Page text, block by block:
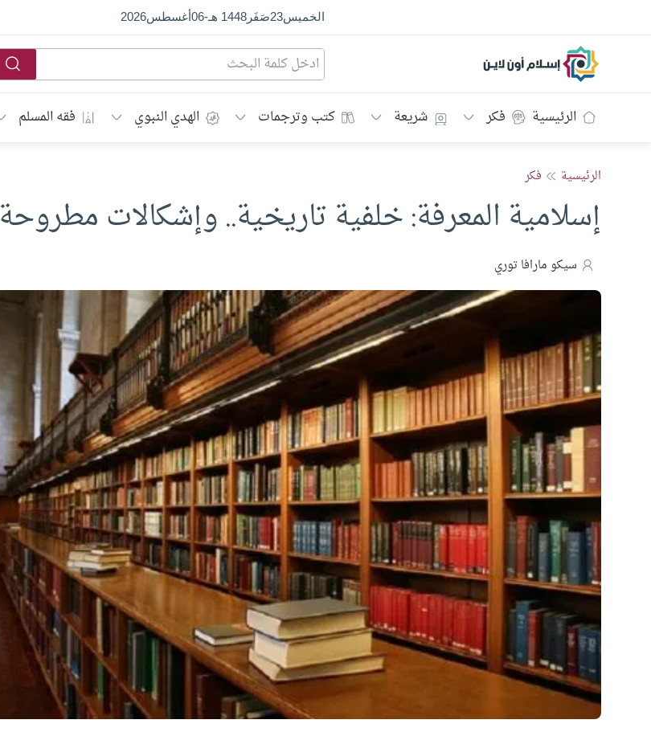
الخميس23صَفَر1448 هـ -
06أغسطس2026
إسلام أون لاين
الرئيسية فكر شريعة كتب وترجمات الهدي النبوي فقه المسلم
الرئيسية فكر
إسلامية المعرفة: خلفية تاريخية.. وإشكالات مطروحة
سيكو مارافا توري